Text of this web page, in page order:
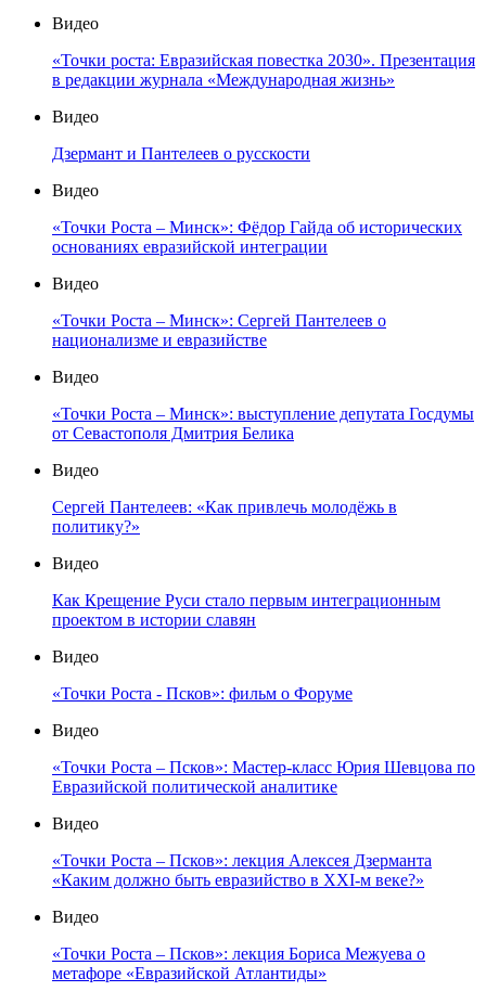
Видео
«Точки роста: Евразийская повестка 2030». Презентация
в редакции журнала «Международная жизнь»
Видео
Дзермант и Пантелеев о русскости
Видео
«Точки Роста – Минск»: Фёдор Гайда об исторических
основаниях евразийской интеграции
Видео
«Точки Роста – Минск»: Сергей Пантелеев о
национализме и евразийстве
Видео
«Точки Роста – Минск»: выступление депутата Госдумы
от Севастополя Дмитрия Белика
Видео
Сергей Пантелеев: «Как привлечь молодёжь в
политику?»
Видео
Как Крещение Руси стало первым интеграционным
проектом в истории славян
Видео
«Точки Роста - Псков»: фильм о Форуме
Видео
«Точки Роста – Псков»: Мастер-класс Юрия Шевцова по
Евразийской политической аналитике
Видео
«Точки Роста – Псков»: лекция Алексея Дзерманта
«Каким должно быть евразийство в XXI-м веке?»
Видео
«Точки Роста – Псков»: лекция Бориса Межуева о
метафоре «Евразийской Атлантиды»